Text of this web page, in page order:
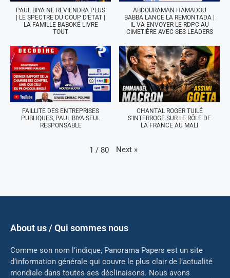
PAUL BIYA NE REVIENDRA PLUS
| LE SPECTRE DU COUP D'ÉTAT |
LA FAMILLE BABOKÉ LIVRE
TOUT
ABDOURAMAN HAMADOU
BABBA LANCE LA REMONTADA |
IL VA ENVOYER LE RDPC AU
CIMETIÈRE AVEC SES LEADERS
FAILLITE DES ENTREPRISES
PUBLIQUES, PAUL BIYA SEUL
RESPONSABLE
CHANTAL ROGER TUILÉ
S'INTERROGE SUR LE RÔLE DE
LA FRANCE AU MALI
1 / 80 Next »
About us / Qui sommes nous
Comme son nom l’indique, Panorama Papers est un site
d’information générale qui couvre le plus clair de l’actualité
mondiale dans toutes ses déclinaisons. Nous avons